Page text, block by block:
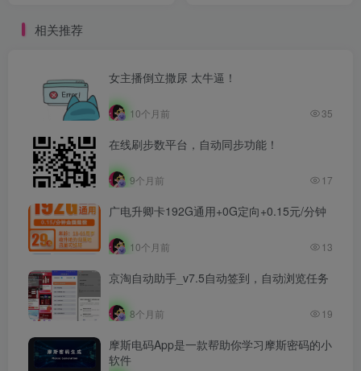
相关推荐
女主播倒立撒尿 太牛逼！
10个月前 35
在线刷步数平台，自动同步功能！
9个月前 17
广电升卿卡192G通用+0G定向+0.15元/分钟
10个月前 13
京淘自动助手_v7.5自动签到，自动浏览任务
8个月前 19
摩斯电码App是一款帮助你学习摩斯密码的小
软件